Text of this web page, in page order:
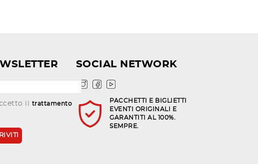
il trattamento
SOCIAL NETWORK
PACCHETTI E BIGLIETTI
EVENTI ORIGINALI E
GARANTITI AL 100%.
SEMPRE.